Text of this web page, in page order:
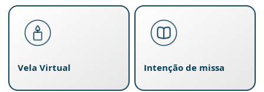
Vela Virtual Intenção de missa